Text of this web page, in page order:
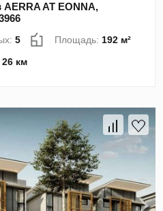
AT EONNA,
5 Площадь:192 м²
26 км